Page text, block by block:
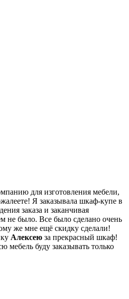
для изготовления мебели,
Я заказывала шкаф-купе в
заказа и заканчивая
не было. Все было сделано очень
же мне ещё скидку сделали!
Алексею за прекрасный шкаф!
мебель буду заказывать только